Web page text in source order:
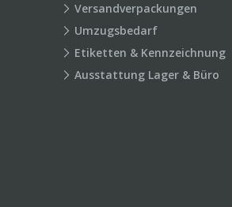
Versandverpackungen
Umzugsbedarf
Etiketten & Kennzeichnung
Ausstattung Lager & Büro